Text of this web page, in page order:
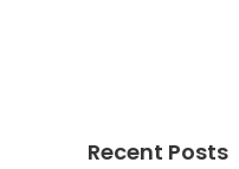
Recent Posts